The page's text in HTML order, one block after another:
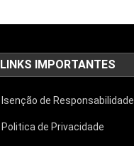
LINKS IMPORTANTES
Isenção de Responsabilidade
Politica de Privacidade